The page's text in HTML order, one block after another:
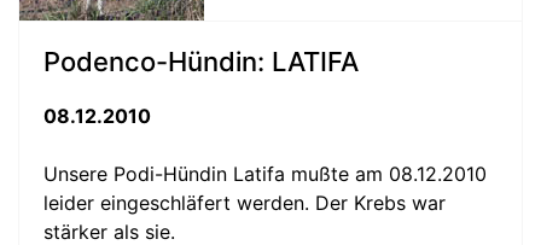
Podenco-Hündin: LATIFA
08.12.2010
Unsere Podi-Hündin Latifa mußte am 08.12.2010
leider eingeschläfert werden. Der Krebs war
stärker als sie.